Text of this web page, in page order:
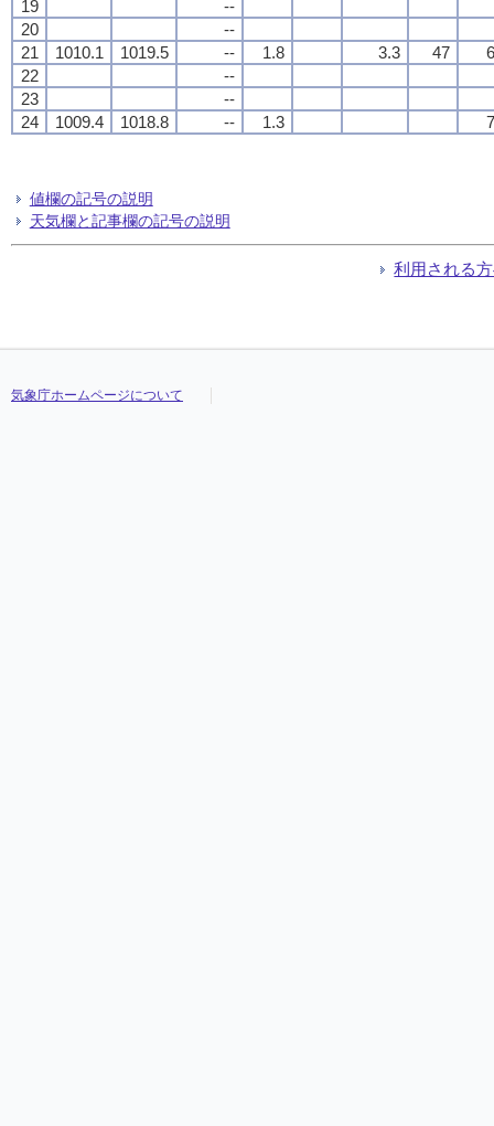
19
--
20
--
21
1010.1 1019.5 -- 1.8 3.3 47
22
--
23
--
24
1009.4 1018.8 -- 1.3
値欄の記号の説明
天気欄と記事欄の記号の説明
利用される
気象庁ホームページについて